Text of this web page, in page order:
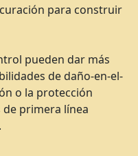
para construir
pueden dar más
de daño-en-el-
o la protección
primera línea